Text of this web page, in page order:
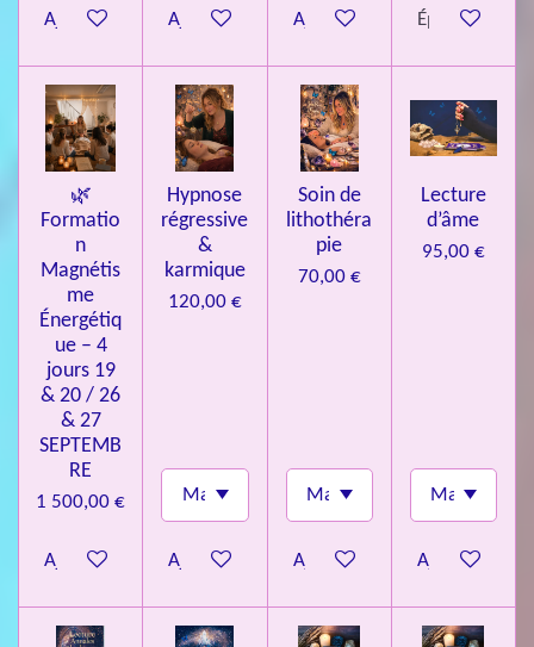
l
Ajouter au panierAjouter au panierAjouter au panierÉpuisé
🌿
Formatio
n
Magnétis
me
Énergétiq
ue – 4
jours 19
& 20 / 26
& 27
SEPTEMB
RE
1 500,00 €
Ajouter au panier
Hypnose
régressive
&
karmique
120,00 €
Ajouter au panier
Soin de
lithothéra
pie
70,00 €
Ajouter au panier
Lecture
d’âme
95,00 €
Ajouter au